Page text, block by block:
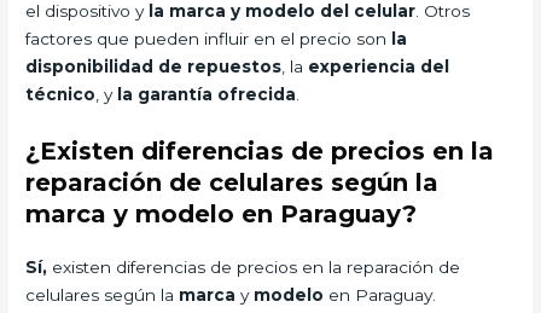
el dispositivo y la marca y modelo del celular. Otros
factores que pueden influir en el precio son
la
disponibilidad de repuestos, la experiencia del
técnico, y la garantía ofrecida.
¿Existen diferencias de precios en la
reparación de celulares según la
marca y modelo en Paraguay?
Sí, existen diferencias de precios en la reparación de
celulares según la marca y modelo en Paraguay.